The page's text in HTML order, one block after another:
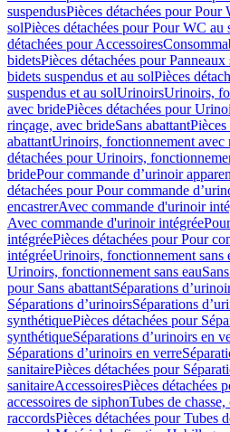
suspendusPièces détachées pour Pour
solPièces détachées pour Pour WC au
détachées pour Accessoires
bidetsPièces détachées pour
bidets suspendus et au solPièces
suspendus et au solUrinoirsUrinoirs,
avec bridePièces détachées pour
rinçage, avec brideSans abattantPièces
abattantUrinoirs, fonctionnement avec
détachées pour Urinoirs,
bridePour commande d’urinoir
détachées pour Pour commande
encastrerAvec commande d'urinoir
Avec commande d'urinoir intégrée
intégréePièces détachées pour Pour
intégréeUrinoirs, fonctionnement sans
Urinoirs, fonctionnement sans eau
pour Sans abattantSéparations
Séparations d’urinoirsSéparations
synthétiquePièces détachées pour
synthétiqueSéparations d’urinoirs en
Séparations d’urinoirs en verre
sanitairePièces détachées pour
sanitaireAccessoiresPièces détachées
accessoires de siphonTubes de
raccordsPièces détachées pour Tubes